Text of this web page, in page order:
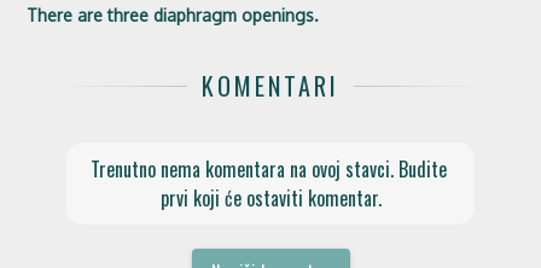
There are three diaphragm openings.
KOMENTARI
Trenutno nema komentara na ovoj stavci. Budite
prvi koji će ostaviti komentar.